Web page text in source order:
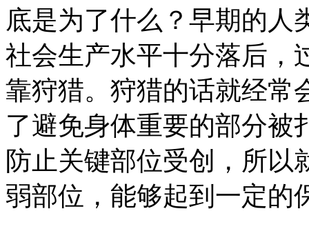
底是为了什么？早期的人
社会生产水平十分落后，
靠狩猎。狩猎的话就经常
了避免身体重要的部分被
防止关键部位受创，所以
弱部位，能够起到一定的